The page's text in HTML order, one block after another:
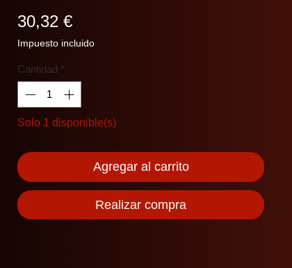
30,32 €Precio
Impuesto incluido
Cantidad *
Solo 1 disponible(s)
Agregar al carrito
Realizar compra